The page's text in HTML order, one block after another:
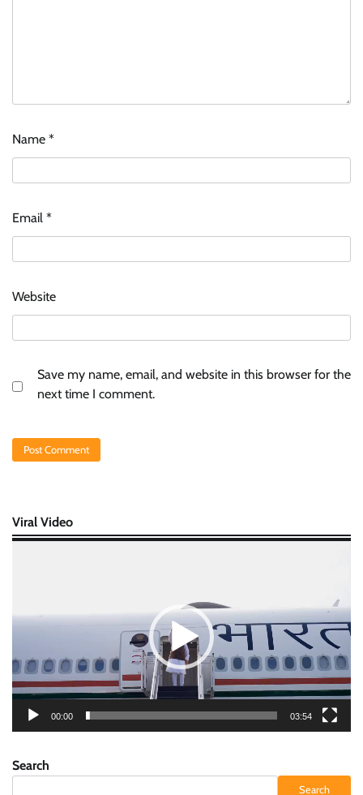
Name *
Email *
Website
Save my name, email, and website in this browser for the
next time I comment.
Viral Video
00:00 03:54
Search
Search